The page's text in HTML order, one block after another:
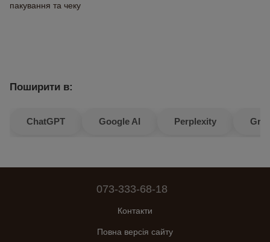
пакування та чеку
Поширити в:
ChatGPT Google AI Perplexity
073-333-68-18
Контакти
Повна версія сайту